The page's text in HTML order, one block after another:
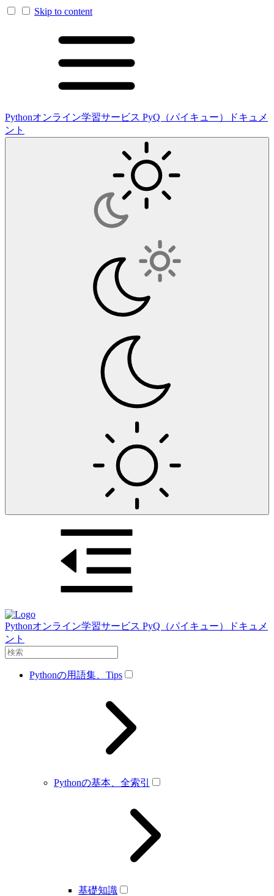
Skip to content
Pythonオンライン学習サービス PyQ（パイキュー）ドキュメ
ント
Pythonオンライン学習サービス PyQ（パイキュー）ドキュメ
ント
Pythonの用語集、Tips
Pythonの基本、全索引
基礎知識